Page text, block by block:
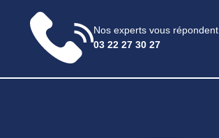
Nos experts vous répondent
03 22 27 30 27